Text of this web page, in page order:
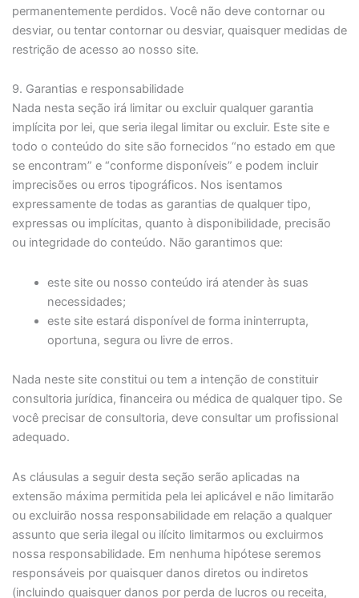
permanentemente perdidos. Você não deve contornar ou
desviar, ou tentar contornar ou desviar, quaisquer medidas de
restrição de acesso ao nosso site.
9. Garantias e responsabilidade
Nada nesta seção irá limitar ou excluir qualquer garantia
implícita por lei, que seria ilegal limitar ou excluir. Este site e
todo o conteúdo do site são fornecidos “no estado em que
se encontram” e “conforme disponíveis” e podem incluir
imprecisões ou erros tipográficos. Nos isentamos
expressamente de todas as garantias de qualquer tipo,
expressas ou implícitas, quanto à disponibilidade, precisão
ou integridade do conteúdo. Não garantimos que:
este site ou nosso conteúdo irá atender às suas
necessidades;
este site estará disponível de forma ininterrupta,
oportuna, segura ou livre de erros.
Nada neste site constitui ou tem a intenção de constituir
consultoria jurídica, financeira ou médica de qualquer tipo. Se
você precisar de consultoria, deve consultar um profissional
adequado.
As cláusulas a seguir desta seção serão aplicadas na
extensão máxima permitida pela lei aplicável e não limitarão
ou excluirão nossa responsabilidade em relação a qualquer
assunto que seria ilegal ou ilícito limitarmos ou excluirmos
nossa responsabilidade. Em nenhuma hipótese seremos
responsáveis por quaisquer danos diretos ou indiretos
(incluindo quaisquer danos por perda de lucros ou receita,